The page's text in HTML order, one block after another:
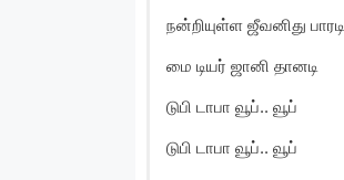
நன்றியுள்ள ஜீவனிது பாரடி
மை டியர் ஜானி தானடி
டுபி டாபா வூப்.. வூப்
டுபி டாபா வூப்.. வூப்